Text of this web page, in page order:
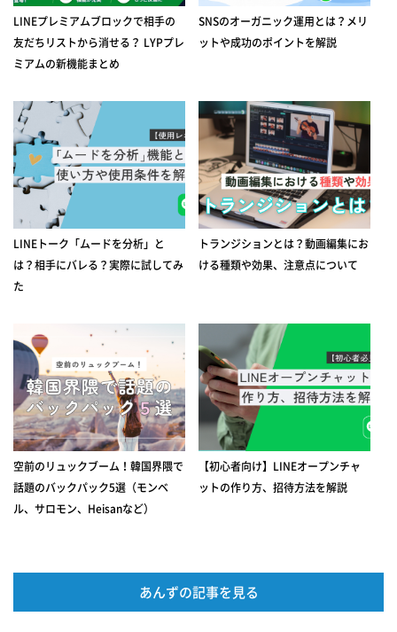
LINEプレミアムブロックで相手の
友だちリストから消せる？ LYPプレ
ミアムの新機能まとめ
SNSのオーガニック運用とは？メリ
ットや成功のポイントを解説
LINEトーク「ムードを分析」と
は？相手にバレる？実際に試してみ
た
トランジションとは？動画編集にお
ける種類や効果、注意点について
空前のリュックブーム！韓国界隈で
話題のバックパック5選（モンベ
ル、サロモン、Heisanなど）
【初心者向け】LINEオープンチャ
ットの作り方、招待方法を解説
あんずの記事を見る